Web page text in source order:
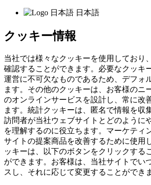
日本語
クッキー情報
当社では様々なクッキーを使用しており
確認することができます。必要なクッキ
運営に不可欠なものであるため、デフォ
ます。その他のクッキーは、お客様のニ
のオンラインサービスを設計し、常に改
ます。統計クッキーは、匿名で情報を収
訪問者が当社ウェブサイトとどのように
を理解するのに役立ちます。マーケティ
サイトの提案商品を改善するために使用
ッキーは、以下のボタンをクリックする
ができます。お客様は、当社サイトでい
スし、それに応じて変更することができ